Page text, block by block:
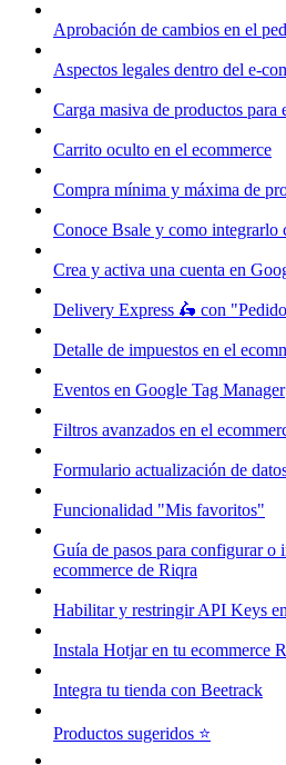
Aprobación de cambios en el
Aspectos legales dentro del e-
Carga masiva de productos para
Carrito oculto en el ecommerce
Compra mínima y máxima de
Conoce Bsale y como integrarlo
Crea y activa una cuenta en
Delivery Express 🛵 con
Detalle de impuestos en el
Eventos en Google Tag Manager
Filtros avanzados en el
Formulario actualización de
Funcionalidad "Mis favoritos"
Guía de pasos para configurar o
ecommerce de Riqra
Habilitar y restringir API Keys
Instala Hotjar en tu ecommerce
Integra tu tienda con Beetrack
Productos sugeridos ⭐